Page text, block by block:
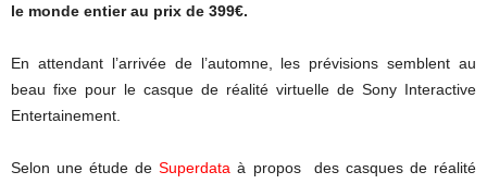
le monde entier au prix de 399€.
En attendant l’arrivée de l’automne, les prévisions semblent au
beau fixe pour le casque de réalité virtuelle de Sony Interactive
Entertainement.
Selon une étude deSuperdata à propos des casques de réalité